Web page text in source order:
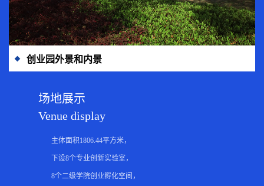
创业园外景和内景
场地展示
Venue display